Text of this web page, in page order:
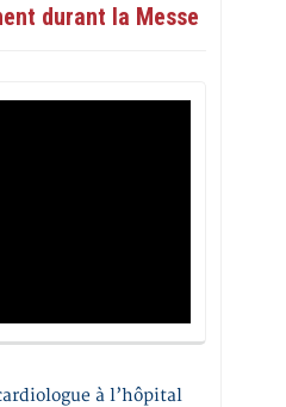
durant la Messe
à l’hôpital